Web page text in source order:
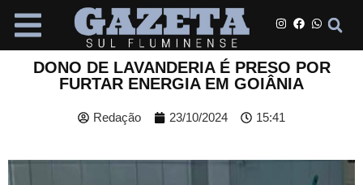
DONO DE LAVANDERIA É PRESO POR
FURTAR ENERGIA EM GOIÂNIA
Redação 23/10/2024 15:41